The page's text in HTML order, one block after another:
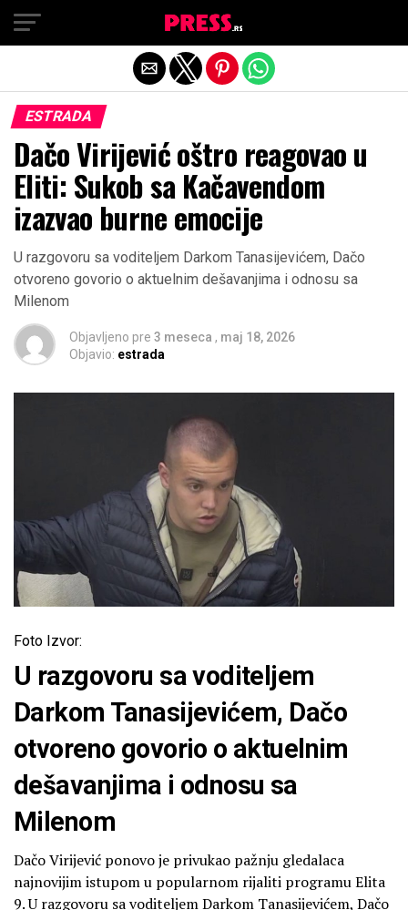
ESTRADA
Dačo Virijević oštro reagovao u
Eliti: Sukob sa Kačavendom
izazvao burne emocije
U razgovoru sa voditeljem Darkom Tanasijevićem, Dačo
otvoreno govorio o aktuelnim dešavanjima i odnosu sa
Milenom
Objavljeno pre 3 meseca , maj 18, 2026
Objavio: estrada
Foto Izvor:
U razgovoru sa voditeljem
Darkom Tanasijevićem, Dačo
otvoreno govorio o aktuelnim
dešavanjima i odnosu sa
Milenom
Dačo Virijević ponovo je privukao pažnju gledalaca
najnovijim istupom u popularnom rijaliti programu Elita
9. U razgovoru sa voditeljem Darkom Tanasijevićem, Dačo
Exit mobile version